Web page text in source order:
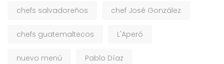
chefs salvadoreños chef José González
chefs guatemaltecos L'Aperó
nuevo menú Pablo Díaz